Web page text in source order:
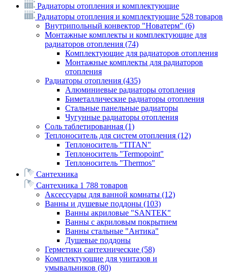
Радиаторы отопления и комплектующие
Радиаторы отопления и комплектующие 528 товаров
Внутрипольный конвектор "Новатерм" (6)
Монтажные комплекты и комплектующие для
радиаторов отопления (74)
Комплектующие для радиаторов отопления
Монтажные комплекты для радиаторов
отопления
Радиаторы отопления (435)
Алюминиевые радиаторы отопления
Биметаллические радиаторы отопления
Стальные панельные радиаторы
Чугунные радиаторы отопления
Соль таблетированная (1)
Теплоноситель для систем отопления (12)
Теплоноситель "TITAN"
Теплоноситель "Termopoint"
Теплоноситель "Thermos"
Сантехника
Сантехника 1 788 товаров
Аксессуары для ванной комнаты (12)
Ванны и душевые поддоны (103)
Ванны акриловые "SANTEK"
Ванны с акриловым покрытием
Ванны стальные "Антика"
Душевые поддоны
Герметики сантехнические (58)
Комплектующие для унитазов и
умывальников (80)